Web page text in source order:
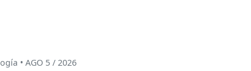
• AGO 5 / 2026